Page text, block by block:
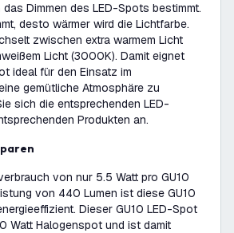
das Dimmen des LED-Spots bestimmt.
desto wärmer wird die Lichtfarbe.
zwischen extra warmem Licht
Licht (3000K). Damit eignet
ideal für den Einsatz im
gemütliche Atmosphäre zu
sich die entsprechenden LED-
Produkten an.
von nur 5.5 Watt pro GU10
von 440 Lumen ist diese GU10
Dieser GU10 LED-Spot
Watt Halogenspot und ist damit